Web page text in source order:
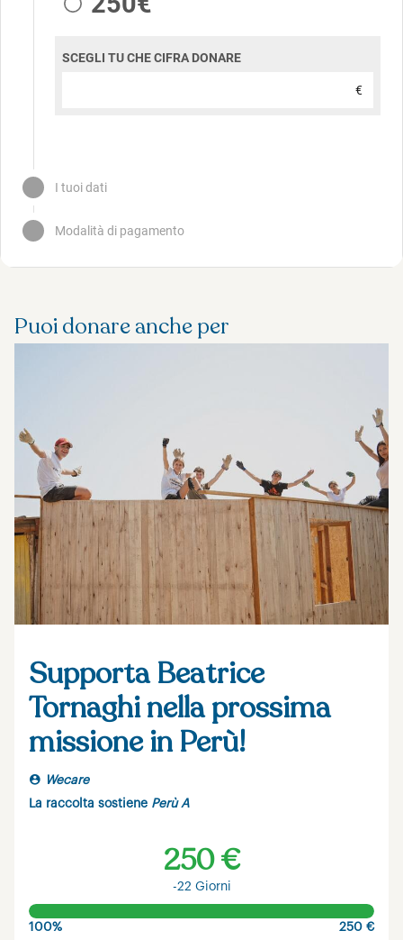
Puoi donare anche per
Supporta Beatrice
Tornaghi nella prossima
missione in Perù!
Wecare
La raccolta sostiene Perù A
250 €
-22 Giorni
100% 250 €